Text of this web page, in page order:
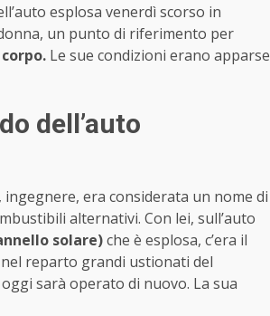
esplosa venerdì scorso in
un punto di riferimento per
Le sue condizioni erano apparse
dell’auto
era considerata un nome di
alternativi. Con lei, sull’auto
solare)che è esplosa, c’era il
nel reparto grandi ustionati del
sarà operato di nuovo. La sua